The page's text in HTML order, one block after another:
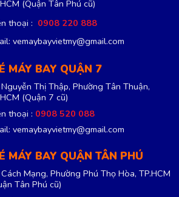
thoại :0918 234 072
vemaybayvietmy@gmail.com
Lộ 13, Phường Thới Hoà, Bình Dương,
thoại :0915 699 901
vemaybayvietmy@gmail.com
Đại lý cấp 2
TY TNHH DU LỊCH BAY VIỆT MỸ.